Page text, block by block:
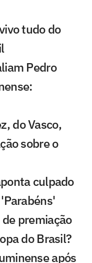
tudo do
Pedro
do Vasco,
sobre o
culpado
premiação
do Brasil?
após